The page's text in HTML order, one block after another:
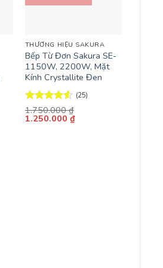
THƯƠNG HIỆU SAKURA
Bếp Từ Đơn Sakura SE-
1150W, 2200W, Mặt
Kính Crystallite Đen
Được xếp
hạng4.52
(25)
1.750.000₫
Giá
1.250.000 ₫Giá
hiện